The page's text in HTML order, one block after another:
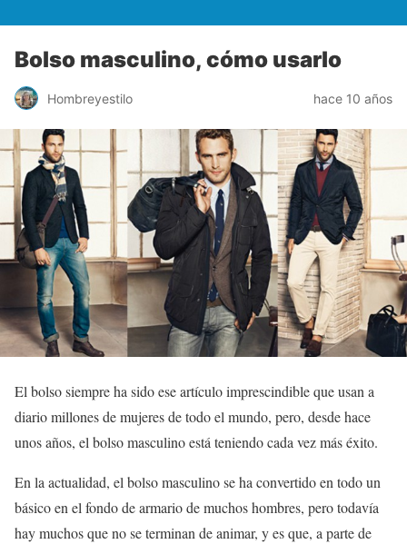
Bolso masculino, cómo usarlo
Hombreyestilo hace 10 años
El bolso siempre ha sido ese artículo imprescindible que usan a
diario millones de mujeres de todo el mundo, pero, desde hace
unos años, el bolso masculino está teniendo cada vez más éxito.
En la actualidad, el bolso masculino se ha convertido en todo un
básico en el fondo de armario de muchos hombres, pero todavía
hay muchos que no se terminan de animar, y es que, a parte de